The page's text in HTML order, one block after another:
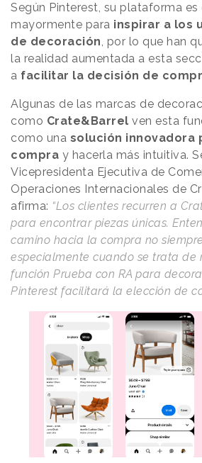
Según Pinterest, su plataforma
mayormente para inspirar a los
de decoración, por lo que han
la realidad aumentada a esta
a facilitar la decisión de
Algunas de las marcas de
como Crate&Barrel ven esta
como una solución innovadora
compra y hacerla más intuitiva.
Vicepresidenta Ejecutiva de
Operaciones Internacionales de
afirma: “Los clientes recurren a
para encontrar piezas únicas.
camino hacia la compra no
especialmente cuando se trata de
función Prueba con RA para
Pinterest facilitará la elección de